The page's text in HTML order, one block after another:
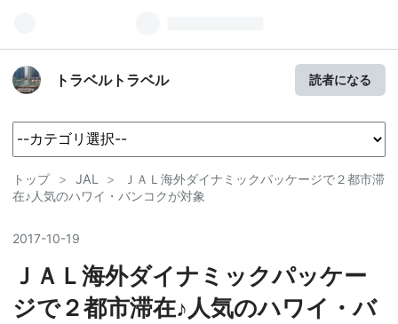
トラベルトラベル 読者になる
トップ > JAL >
ＪＡＬ海外ダイナミックパッケージで２都市滞
在♪人気のハワイ・バンコクが対象
2017-10-19
ＪＡＬ海外ダイナミックパッケー
ジで２都市滞在♪人気のハワイ・バ